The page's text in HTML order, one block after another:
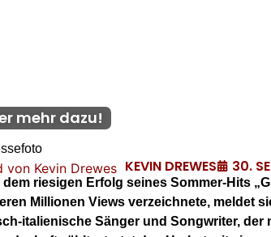
mehr dazu!
KEVIN DREWES 30.
dem riesigen Erfolg seines Sommer-Hits
Millionen Views verzeichnete, meldet
italienische Sänger und Songwriter, der